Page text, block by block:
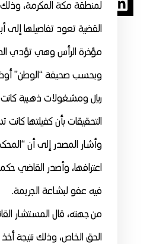
لمنطقة مكة المكرمة، وذلك
القضية تعود تفاصيلها إلى
مؤخرة الرأس وهي تؤدي
وبحسب صحيفة “الوطن”
ريال ومشغولات ذهبية
التحقيقات بأن كفيلتها
وأشار المصدر إلى أن
اعترافها، وأصدر القاضي
فيه عفو لبشاعة الجريمة.
من جهته، قال المستشار
الحق الخاص، وذلك نتيجة